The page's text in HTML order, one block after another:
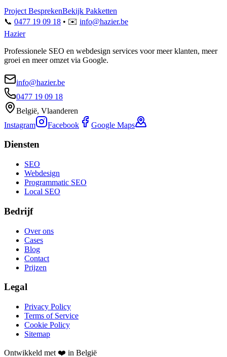
Project BesprekenBekijk Pakketten
📞 0477 19 09 18 • ✉️ info@hazier.be
Hazier
Professionele SEO en webdesign services voor meer klanten, meer
groei en meer omzet via Google.
info@hazier.be
0477 19 09 18
België, Vlaanderen
Instagram
Facebook Google Maps
Diensten
SEO
Webdesign
Programmatic SEO
Local SEO
Bedrijf
Over ons
Cases
Blog
Contact
Prijzen
Legal
Privacy Policy
Terms of Service
Cookie Policy
Sitemap
Ontwikkeld met ❤️ in België